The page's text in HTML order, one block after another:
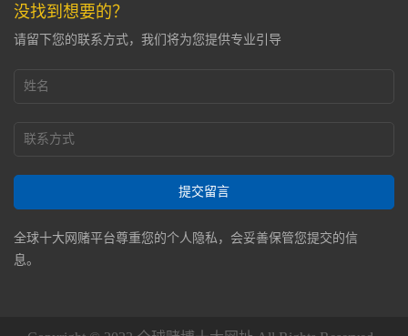
没找到想要的？
请留下您的联系方式，我们将为您提供专业引导
提交留言
全球十大网赌平台尊重您的个人隐私，会妥善保管您提交的信
息。